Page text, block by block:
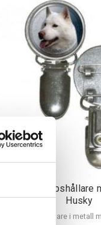
Nummerlappshållare
Husky
Nummerlappshållare i metall